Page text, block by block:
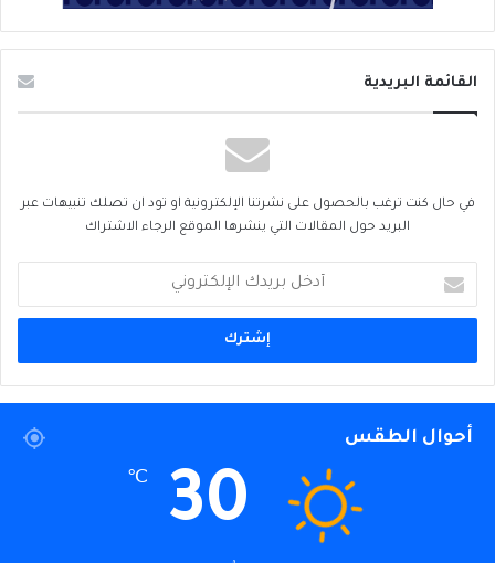
القائمة البريدية
في حال كنت ترغب بالحصول على نشرتنا الإلكترونية او تود ان تصلك تنبيهات عبر
البريد حول المقالات التي ينشرها الموقع الرجاء الاشتراك
بريدك
الإلكتروني
أحوال الطقس
30
℃